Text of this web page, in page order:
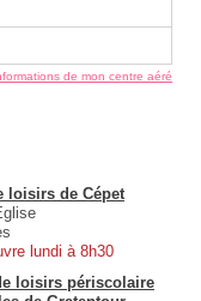
de mon centre aéré
loisirs de Cépet
lundi à 8h30
loisirs périscolaire